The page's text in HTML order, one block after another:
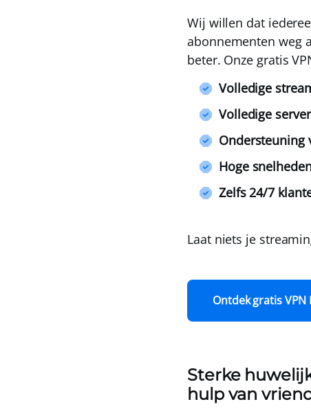
Wij willen dat
abonnementen weg
beter. Onze gratis
Volledige
Volledige
Ondersteuning
Hoge
Zelfs 24/7
Laat niets je
Ontdek gratis VPN
Sterke
hulp van